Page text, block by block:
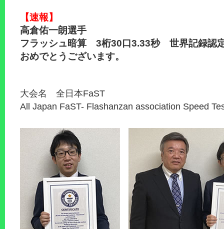
【速報】
高倉佑一朗選手
フラッシュ暗算 3桁30口3.33秒 世界記録認
おめでとうございます。
大会名 全日本FaST
All Japan FaST- Flashanzan association Speed